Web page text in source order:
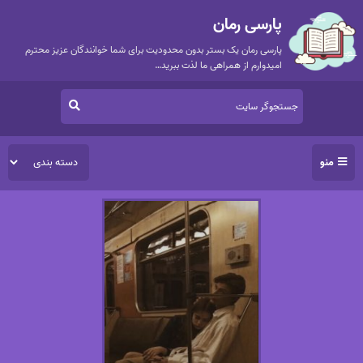
پارسی رمان
پارسی رمان یک بستر بدون محدودیت برای شما خوانندگان عزیز محترم
امیدوارم از همراهی ما لذت ببرید…
منو